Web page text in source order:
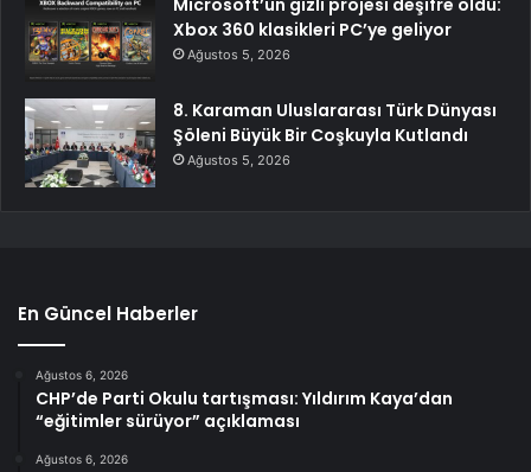
Microsoft’un gizli projesi deşifre oldu:
Xbox 360 klasikleri PC’ye geliyor
Ağustos 5, 2026
8. Karaman Uluslararası Türk Dünyası
Şöleni Büyük Bir Coşkuyla Kutlandı
Ağustos 5, 2026
En Güncel Haberler
Ağustos 6, 2026
CHP’de Parti Okulu tartışması: Yıldırım Kaya’dan
“eğitimler sürüyor” açıklaması
Ağustos 6, 2026